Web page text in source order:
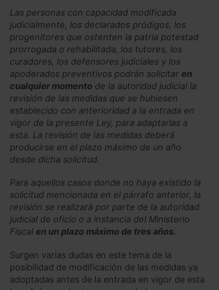
Las personas con capacidad modificada
judicialmente, los declarados pródigos, los
progenitores que ostenten la patria potestad
prorrogada o rehabilitada, los tutores, los
curadores, los defensores judiciales y los
apoderados preventivos podrán solicitar en
cualquier momento de la autoridad judicial la
revisión de las medidas que se hubiesen
establecido con anterioridad a la entrada en
vigor de la presente Ley, para adaptarlas a
esta. La revisión de las medidas deberá
producirse en el plazo máximo de un año
desde dicha solicitud.
Para aquellos casos donde no haya existido la
solicitud mencionada en el párrafo anterior, la
revisión se realizará por parte de la autoridad
judicial de oficio o a instancia del Ministerio
Fiscal en un plazo máximo de tres años.
Surgen varias dudas en este tema de la
posibilidad de modificación de las medidas ya
adoptadas antes de la entrada en vigor de esta